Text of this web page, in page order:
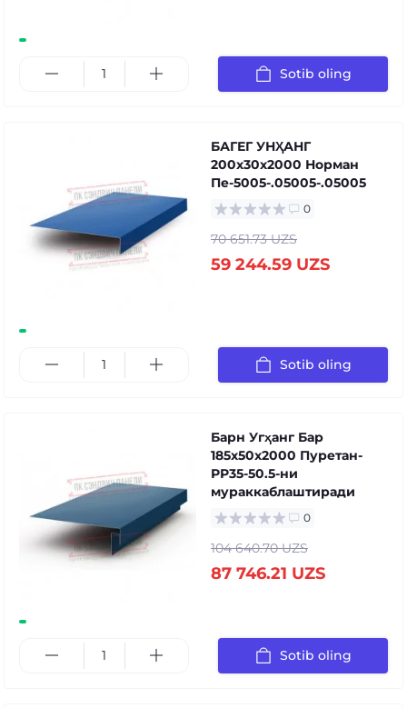
Sotib oling
БАГЕГ УНҲАНГ
200x30x2000 Норман
Пе-5005-.05005-.05005
0
70 651.73 UZS
59 244.59 UZS
Sotib oling
Барн Угҳанг Бар
185x50x2000 Пуретан-
РР35-50.5-ни
мураккаблаштиради
0
104 640.70 UZS
87 746.21 UZS
Sotib oling